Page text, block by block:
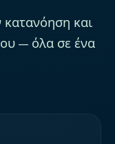
κατανόηση και
— όλα σε ένα